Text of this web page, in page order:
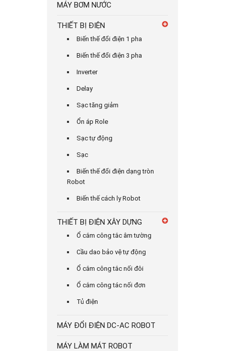
MÁY BƠM NƯỚC
THIẾT BỊ ĐIỆN
Biến thế đổi điện 1 pha
Biến thế đổi điện 3 pha
Inverter
Delay
Sạc tăng giảm
Ổn áp Role
Sạc tự động
Sạc
Biến thế đổi điện dạng tròn
Robot
Biến thế cách ly Robot
THIẾT BỊ ĐIỆN XÂY DỰNG
Ổ cắm công tắc âm tường
Cầu dao bảo vệ tự động
Ổ cắm công tắc nối đôi
Ổ cắm công tác nối đơn
Tủ điện
MÁY ĐỔI ĐIỆN DC-AC ROBOT
MÁY LÀM MÁT ROBOT